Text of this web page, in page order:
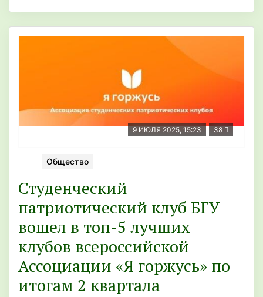
9 ИЮЛЯ 2025, 15:23 38
Общество
Студенческий
патриотический клуб БГУ
вошел в топ-5 лучших
клубов всероссийской
Ассоциации «Я горжусь» по
итогам 2 квартала